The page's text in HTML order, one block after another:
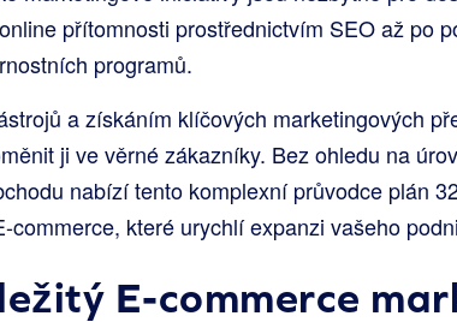
přítomnosti prostřednictvím SEO až po
programů.
a získáním klíčových marketingových
ji ve věrné zákazníky. Bez ohledu na
nabízí tento komplexní průvodce plán
commerce, které urychlí expanzi vašeho
E-commerce